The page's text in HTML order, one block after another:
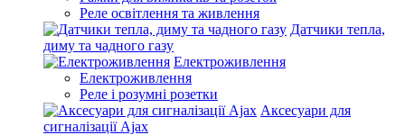
Реле освітлення та живлення
Датчики тепла,
диму та чадного газу
Електроживлення
Електроживлення
Реле і розумні розетки
Аксесуари для
сигналізації Ajax